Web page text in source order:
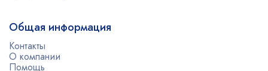
Общая информация
Контакты
О компании
Помощь